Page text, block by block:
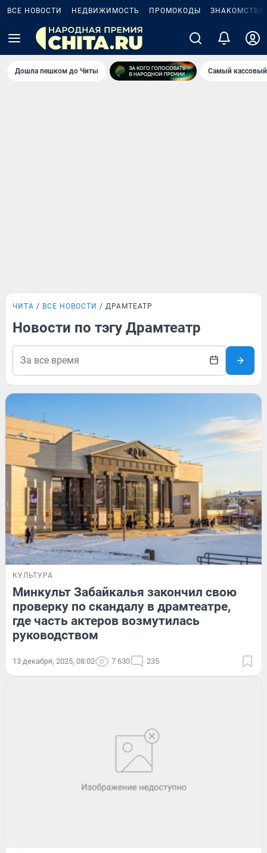
ВСЕ НОВОСТИ НЕДВИЖИМОСТЬ ПРОМОКОДЫ ЗНАКОМСТВА
Дошла пешком до Читы Самый
ЧИТА ВСЕ НОВОСТИ ДРАМТЕАТР
Новости по тэгу Драмтеатр
КУЛЬТУРА
Минкульт Забайкалья закончил свою
проверку по скандалу в драмтеатре,
где часть актеров возмутилась
руководством
13 декабря, 2025, 08:02 7 630 235